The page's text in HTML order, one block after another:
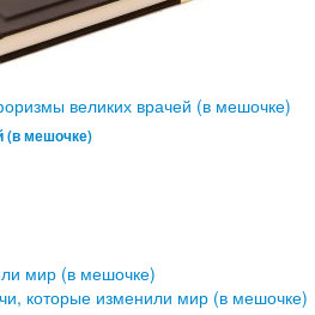
великих врачей (в мешочке)
(в мешочке)
которые изменили мир (в мешочке)